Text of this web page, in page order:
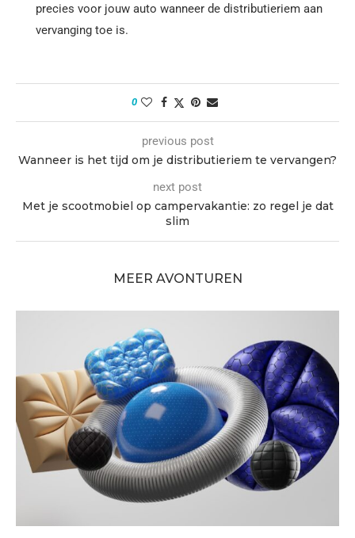
precies voor jouw auto wanneer de distributieriem aan
vervanging toe is.
0
previous post
Wanneer is het tijd om je distributieriem te vervangen?
next post
Met je scootmobiel op campervakantie: zo regel je dat
slim
MEER AVONTUREN